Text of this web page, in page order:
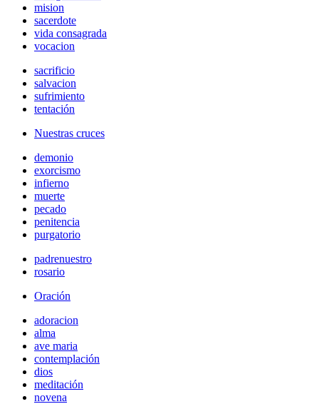
mision
sacerdote
vida consagrada
vocacion
sacrificio
salvacion
sufrimiento
tentación
Nuestras cruces
demonio
exorcismo
infierno
muerte
pecado
penitencia
purgatorio
padrenuestro
rosario
Oración
adoracion
alma
ave maria
contemplación
dios
meditación
novena